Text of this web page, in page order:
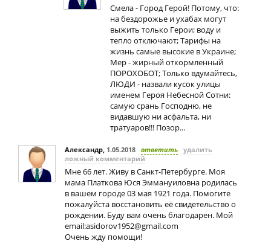
Смела - Город Герой! Потому, что:
на бездорожье и ухабах могут
выжить только Герои; воду и
тепло отключают; Тарифы на
жизнь самые высокие в Украине;
Мер - жирный откормленный
ПОРОХОБОТ; Только вдумайтесь,
ЛЮДИ - назвали кусок улицы
именем Героя Небесной Сотни:
самую срань Господню, не
видавшую ни асфальта, ни
тратуаров!!! Позор...
Александр, 1.05.2018 ответить удалить
ложный комментарий
Мне 66 лет. Живу в Санкт-Петербурге. Моя
мама Платкова Юся Эммануиловна родилась
в вашем городе 03 мая 1921 года. Помогите
пожалуйста восстановить её свидетельство о
рождении. Буду вам очень благодарен. Мой
email:asidorov1952@gmail.com
Очень жду помощи!